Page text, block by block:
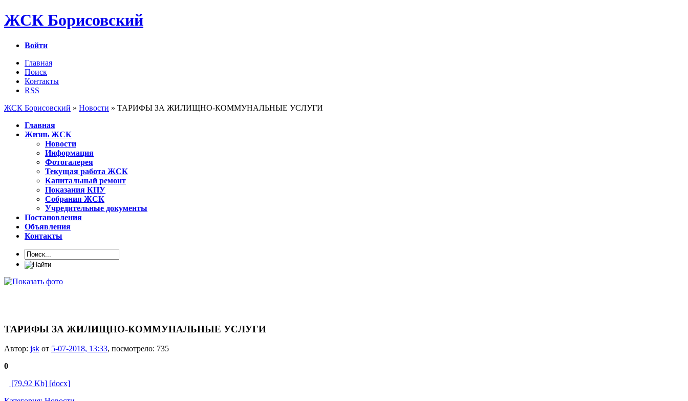
ЖСК Борисовский
Войти
Главная
Поиск
Контакты
RSS
ЖСК Борисовский » Новости » ТАРИФЫ ЗА ЖИЛИЩНО-КОММУНАЛЬНЫЕ УСЛУГИ
Главная
Жизнь ЖСК
Новости
Информация
Фотогалерея
Текущая работа ЖСК
Капитальный ремонт
Показания КПУ
Собрания ЖСК
Учредительные документы
Постановления
Объявления
Контакты
ТАРИФЫ ЗА ЖИЛИЩНО-КОММУНАЛЬНЫЕ УСЛУГИ
Автор: jsk от 5-07-2018, 13:33, посмотрело: 735
0
[79,92 Kb] [docx]